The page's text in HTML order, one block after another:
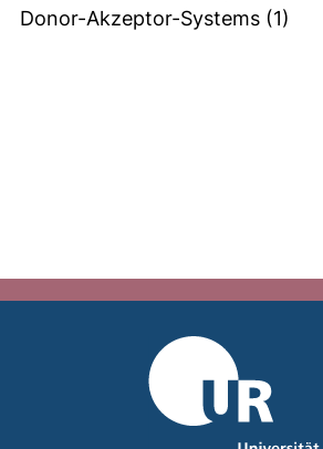
Donor-Akzeptor-Systems (1)